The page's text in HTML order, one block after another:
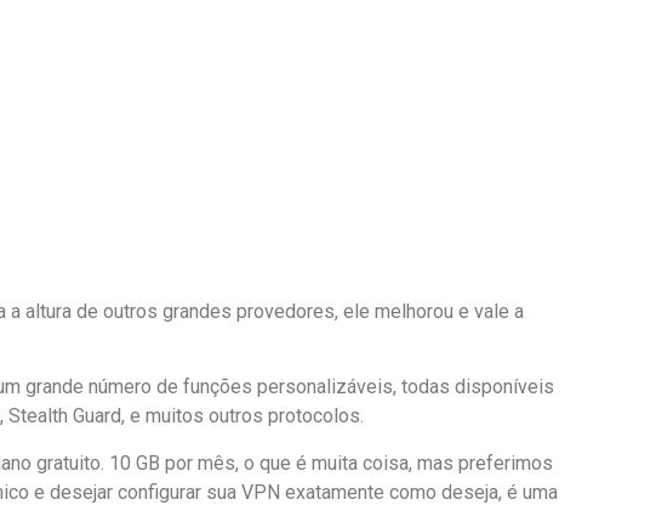
altura de outros grandes provedores, ele melhorou e vale a
grande número de funções personalizáveis, todas disponíveis
Guard, e muitos outros protocolos.
gratuito. 10 GB por mês, o que é muita coisa, mas preferimos
e desejar configurar sua VPN exatamente como deseja, é uma